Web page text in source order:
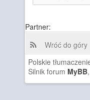
Partner:
Wróć do góry
Polskie
Silnik forum MyBB